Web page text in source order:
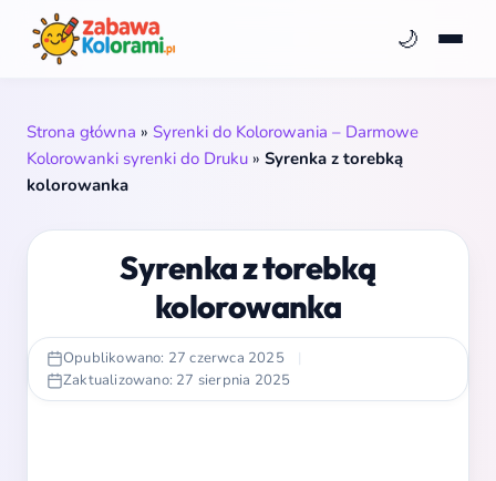
🌙
Strona główna » Syrenki do Kolorowania – Darmowe
Kolorowanki syrenki do Druku » Syrenka z torebką
kolorowanka
Syrenka z torebką
kolorowanka
Opublikowano: 27 czerwca 2025
|
Zaktualizowano: 27 sierpnia 2025